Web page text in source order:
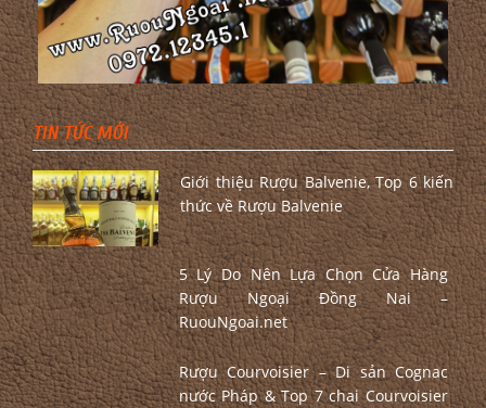
TIN TỨC MỚI
Giới thiệu Rượu Balvenie, Top 6 kiến
thức về Rượu Balvenie
5 Lý Do Nên Lựa Chọn Cửa Hàng
Rượu Ngoại Đồng Nai –
RuouNgoai.net
Rượu Courvoisier – Di sản Cognac
nước Pháp & Top 7 chai Courvoisier